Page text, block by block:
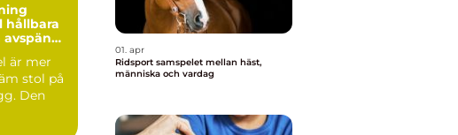
hållbara
är mer
stol på
Den
01. apr
Ridsport samspelet mellan häst,
människa och vardag